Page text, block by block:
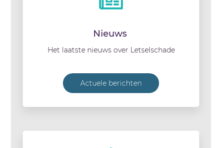
Nieuws
Het laatste nieuws over Letselschade
Actuele berichten